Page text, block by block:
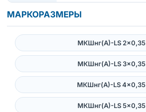
МАРКОРАЗМЕРЫ
МКШнг(А)-LS 2×0,35
МКШнг(А)-LS 3×0,35
МКШнг(А)-LS 4×0,35
МКШнг(А)-LS 5×0,35